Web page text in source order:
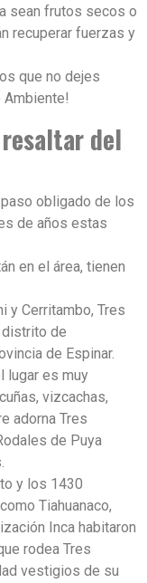
sean frutos secos o
recuperar fuerzas y
que no dejes
Ambiente!
del
obligado de los
de años estas
en el área, tienen
y Cerritambo, Tres
distrito de
de Espinar.
lugar es muy
vizcachas,
adorna Tres
de Puya
y los 1430
Tiahuanaco,
Inca habitaron
rodea Tres
vestigios de su